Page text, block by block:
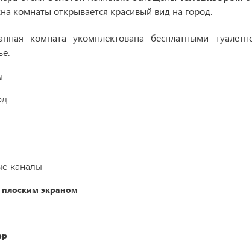
комнаты открывается красивый вид на город.
комната укомплектована бесплатными
каналы
плоским экраном